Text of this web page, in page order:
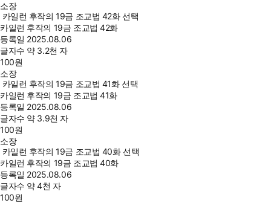
소장
카일런 후작의 19금 조교법 42화 선택
카일런 후작의 19금 조교법 42화
등록일 2025.08.06
글자수 약 3.2천 자
100원
소장
카일런 후작의 19금 조교법 41화 선택
카일런 후작의 19금 조교법 41화
등록일 2025.08.06
글자수 약 3.9천 자
100원
소장
카일런 후작의 19금 조교법 40화 선택
카일런 후작의 19금 조교법 40화
등록일 2025.08.06
글자수 약 4천 자
100원